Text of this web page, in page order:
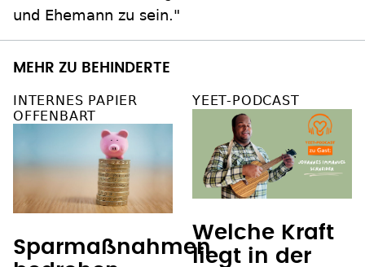
und Ehemann zu sein."
MEHR ZU BEHINDERTE
INTERNES PAPIER
OFFENBART
Sparmaßnahmen
YEET-PODCAST
Welche Kraft
liegt in der